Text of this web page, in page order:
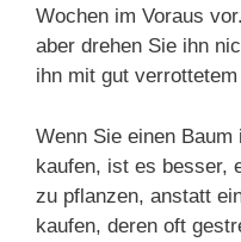
Wochen im Voraus
aber drehen Sie ihn
ihn mit gut
Wenn Sie einen
kaufen, ist es besser,
zu pflanzen, anstatt
kaufen, deren oft